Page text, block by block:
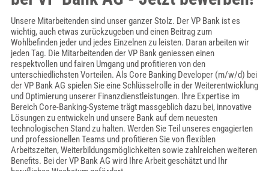
Unsere Mitarbeitenden sind unser ganzer Stolz. Der VP Bank ist es
wichtig, auch etwas zurückzugeben und einen Beitrag zum
Wohlbefinden jeder und jedes Einzelnen zu leisten. Daran arbeiten wir
jeden Tag. Die Mitarbeitenden der VP Bank geniessen einen
respektvollen und fairen Umgang und profitieren von den
unterschiedlichsten Vorteilen. Als Core Banking Developer (m/w/d) bei
der VP Bank AG spielen Sie eine Schlüsselrolle in der Weiterentwicklung
und Optimierung unserer Finanzdienstleistungen. Ihre Expertise im
Bereich Core-Banking-Systeme trägt massgeblich dazu bei, innovative
Lösungen zu entwickeln und unsere Bank auf dem neuesten
technologischen Stand zu halten. Werden Sie Teil unseres engagierten
und professionellen Teams und profitieren Sie von flexiblen
Arbeitszeiten, Weiterbildungsmöglichkeiten sowie zahlreichen weiteren
Benefits. Bei der VP Bank AG wird Ihre Arbeit geschätzt und Ihr